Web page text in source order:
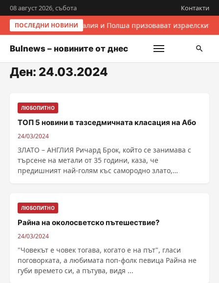
08 август 2026, събота Контакти
ПОСЛЕДНИ НОВИНИИталия и Полша призовават
Bulnews – новините от днес
Ден: 24.03.2024
ЛЮБОПИТНО
ТОП 5 новини в тазседмичната класация на Або
24/03/2024
ЗЛАТО – АНГЛИЯ Ричард Брок, който се занимава с
търсене на метали от 35 години, каза, че
предишният най-голям къс самородно злато,
ЛЮБОПИТНО
Райна на околосветско пътешествие?
24/03/2024
"Човекът е човек тогава, когато е на път", гласи
поговорката, а любимата поп-фолк певица Райна не
губи времето си, а пътува, видя ...